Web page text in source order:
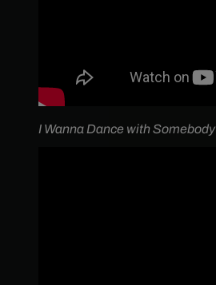
I Wanna Dance with Somebody